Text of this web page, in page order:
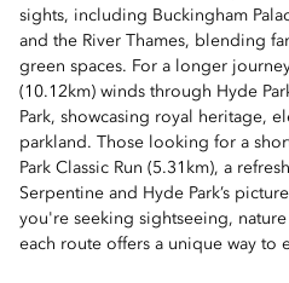
sights, including Buckingham
and the River Thames, blending
green spaces. For a longer
(10.12km) winds through Hyde
Park, showcasing royal heritage,
parkland. Those looking for a
Park Classic Run (5.31km), a
Serpentine and Hyde Park’s
you're seeking sightseeing,
each route offers a unique way to